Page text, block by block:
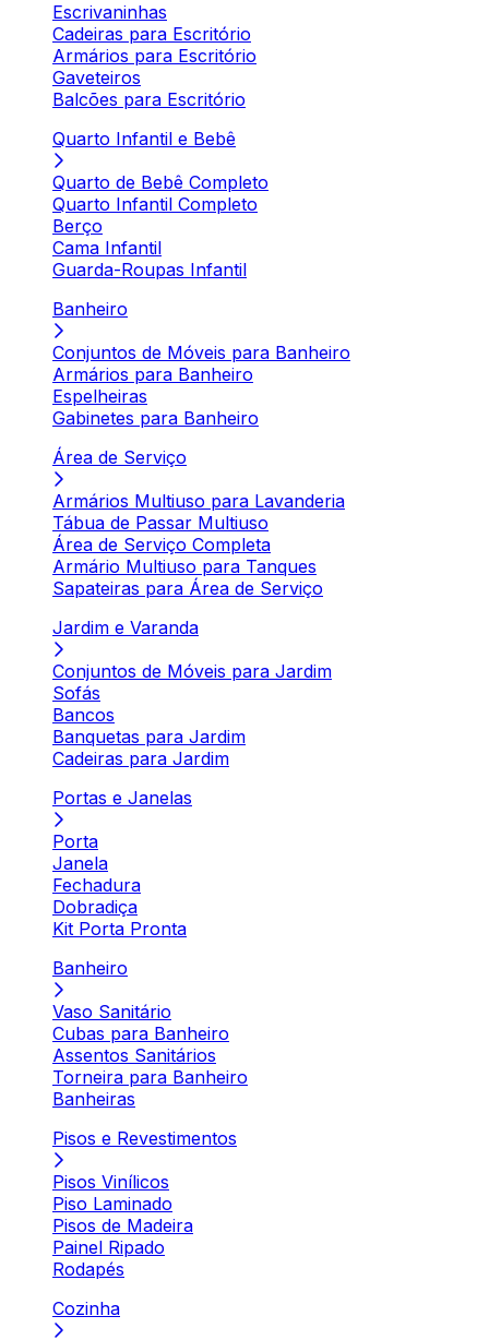
Escrivaninhas
Cadeiras para Escritório
Armários para Escritório
Gaveteiros
Balcões para Escritório
Quarto Infantil e Bebê
Quarto de Bebê Completo
Quarto Infantil Completo
Berço
Cama Infantil
Guarda-Roupas Infantil
Banheiro
Conjuntos de Móveis para Banheiro
Armários para Banheiro
Espelheiras
Gabinetes para Banheiro
Área de Serviço
Armários Multiuso para Lavanderia
Tábua de Passar Multiuso
Área de Serviço Completa
Armário Multiuso para Tanques
Sapateiras para Área de Serviço
Jardim e Varanda
Conjuntos de Móveis para Jardim
Sofás
Bancos
Banquetas para Jardim
Cadeiras para Jardim
Portas e Janelas
Porta
Janela
Fechadura
Dobradiça
Kit Porta Pronta
Banheiro
Vaso Sanitário
Cubas para Banheiro
Assentos Sanitários
Torneira para Banheiro
Banheiras
Pisos e Revestimentos
Pisos Vinílicos
Piso Laminado
Pisos de Madeira
Painel Ripado
Rodapés
Cozinha